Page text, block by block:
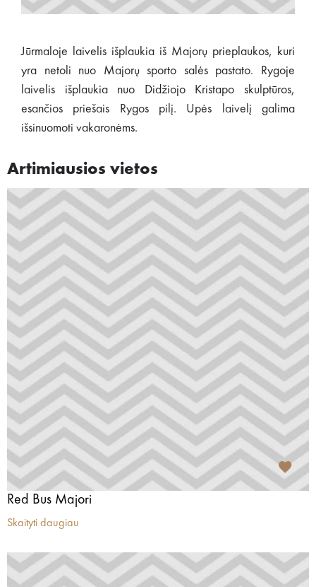
Jūrmaloje laivelis išplaukia iš Majorų prieplaukos, kuri
yra netoli nuo Majorų sporto salės pastato. Rygoje
laivelis išplaukia nuo Didžiojo Kristapo skulptūros,
esančios priešais Rygos pilį. Upės laivelį galima
išsinuomoti vakaronėms.
Artimiausios vietos
Red Bus Majori
Skaityti daugiau